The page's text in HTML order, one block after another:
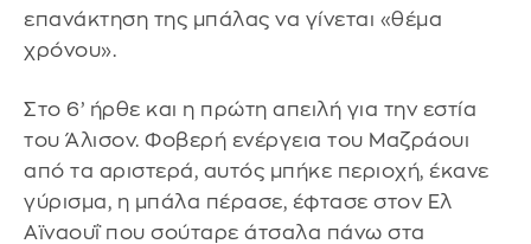
επανάκτηση της μπάλας να γίνεται «θέμα
χρόνου».
Στο 6’ ήρθε και η πρώτη απειλή για την εστία
του Άλισον. Φοβερή ενέργεια του Μαζράουι
από τα αριστερά, αυτός μπήκε περιοχή, έκανε
γύρισμα, η μπάλα πέρασε, έφτασε στον Ελ
Αϊναουΐ που σούταρε άτσαλα πάνω στα